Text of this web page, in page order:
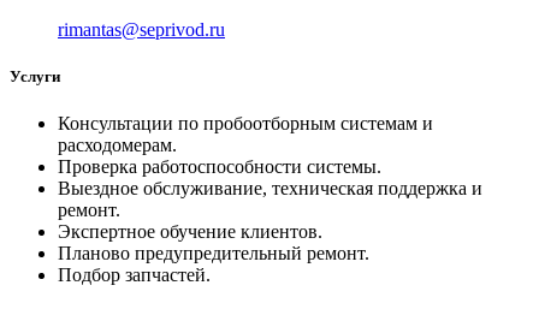
rimantas@seprivod.ru
Услуги
Консультации по пробоотборным системам и
расходомерам.
Проверка работоспособности системы.
Выездное обслуживание, техническая поддержка и
ремонт.
Экспертное обучение клиентов.
Планово предупредительный ремонт.
Подбор запчастей.